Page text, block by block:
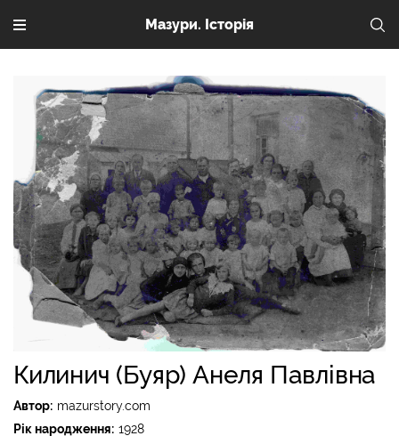
Мазури. Історія
Килинич (Буяр) Анеля Павлівна
Автор: mazurstory.com
Рік народження: 1928